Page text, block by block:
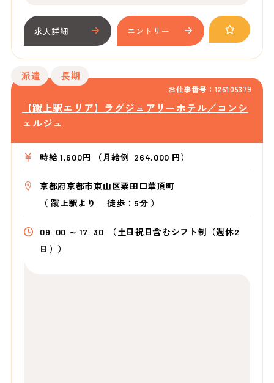
求人詳細 エントリー
お仕事番号：126105379
派遣 長期
【蹴上駅エリア】ラグジュアリーホテル／コンシ
ェルジュ
時給 1,600円 （月給例 264,000 円）
京都府京都市東山区粟田口華頂町
（蹴上駅より徒歩：5分 ）
09: 00 ～ 17: 30
（土日祝日含むシフト制（週休2
日））